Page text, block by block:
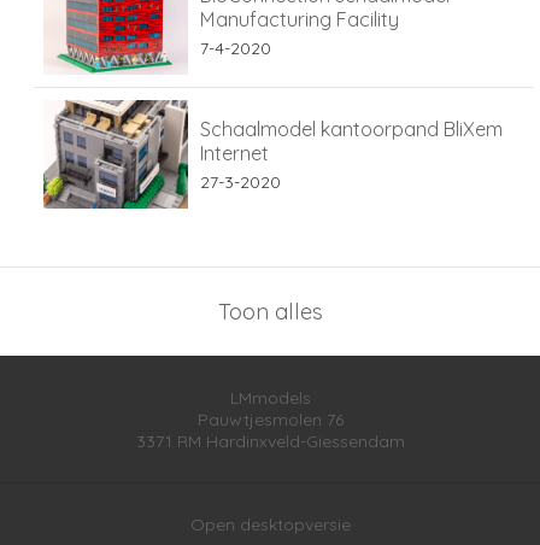
Manufacturing Facility
7-4-2020
Schaalmodel kantoorpand BliXem
Internet
27-3-2020
Toon alles
LMmodels
Pauwtjesmolen 76
3371 RM Hardinxveld-Giessendam
Open desktopversie